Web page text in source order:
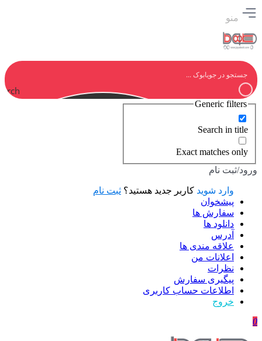
منو
Generic filters
Search in title
Exact matches only
ورود/ثبت نام
وارد شوید کاربر جدید هستید؟ ثبت نام
پیشخوان
سفارش ها
دانلود ها
آدرس
علاقه مندی ها
اعلانات من
نظرات
پیگیری سفارش
اطلاعات حساب كاربری
خروج
0